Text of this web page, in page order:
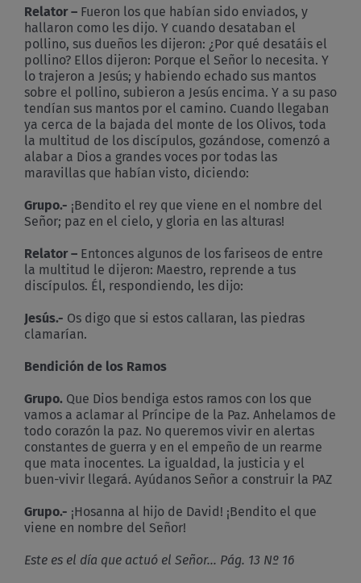
Relator – Fueron los que habían sido enviados, y
hallaron como les dijo. Y cuando desataban el
pollino, sus dueños les dijeron: ¿Por qué desatáis el
pollino? Ellos dijeron: Porque el Señor lo necesita. Y
lo trajeron a Jesús; y habiendo echado sus mantos
sobre el pollino, subieron a Jesús encima. Y a su paso
tendían sus mantos por el camino. Cuando llegaban
ya cerca de la bajada del monte de los Olivos, toda
la multitud de los discípulos, gozándose, comenzó a
alabar a Dios a grandes voces por todas las
maravillas que habían visto, diciendo:
Grupo.- ¡Bendito el rey que viene en el nombre del
Señor; paz en el cielo, y gloria en las alturas!
Relator – Entonces algunos de los fariseos de entre
la multitud le dijeron: Maestro, reprende a tus
discípulos. Él, respondiendo, les dijo:
Jesús.- Os digo que si estos callaran, las piedras
clamarían.
Bendición de los Ramos
Grupo. Que Dios bendiga estos ramos con los que
vamos a aclamar al Príncipe de la Paz. Anhelamos de
todo corazón la paz. No queremos vivir en alertas
constantes de guerra y en el empeño de un rearme
que mata inocentes. La igualdad, la justicia y el
buen-vivir llegará. Ayúdanos Señor a construir la PAZ
Grupo.- ¡Hosanna al hijo de David! ¡Bendito el que
viene en nombre del Señor!
Este es el día que actuó el Señor… Pág. 13 Nº 16